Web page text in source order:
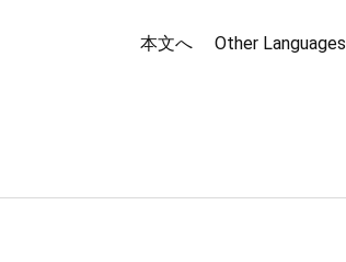
本文へ Other Languages